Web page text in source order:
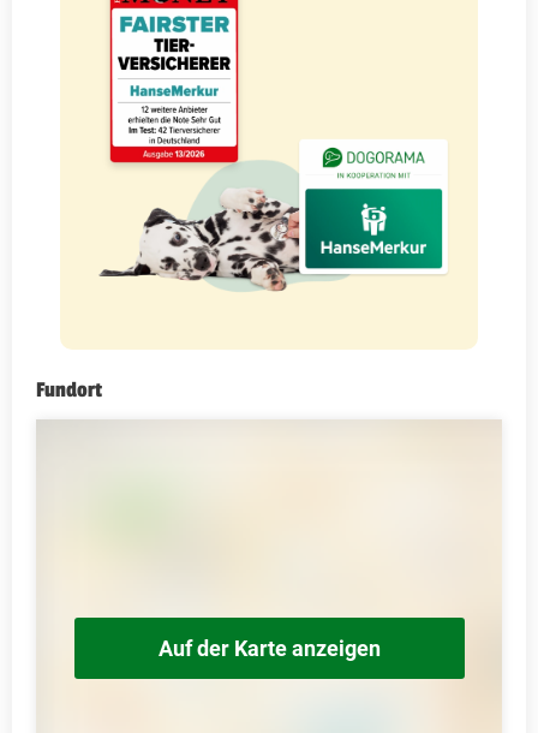
Fundort
Auf der Karte anzeigen